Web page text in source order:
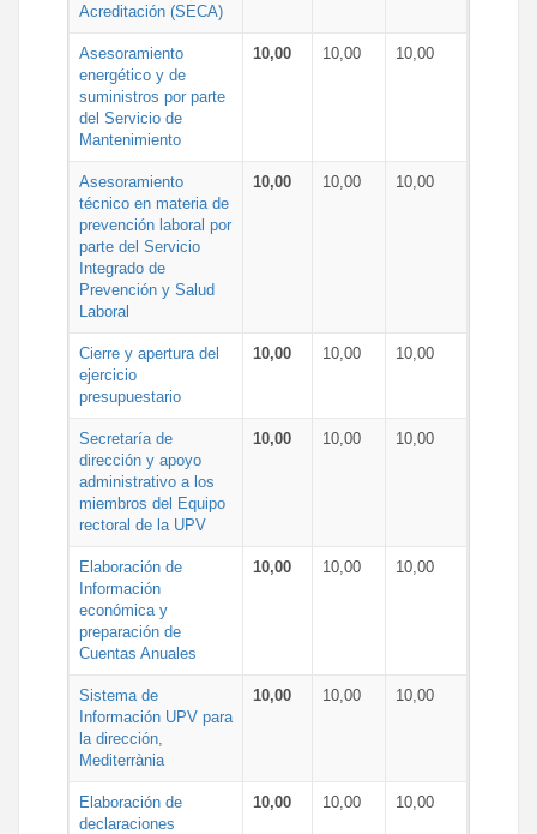
Acreditación (SECA)
Asesoramiento
energético y de
suministros por parte
del Servicio de
Mantenimiento
10,00 10,00 10,00
Asesoramiento
técnico en materia de
prevención laboral por
parte del Servicio
Integrado de
Prevención y Salud
Laboral
10,00 10,00 10,00
Cierre y apertura del
ejercicio
presupuestario
10,00 10,00 10,00
Secretaría de
dirección y apoyo
administrativo a los
miembros del Equipo
rectoral de la UPV
10,00 10,00 10,00
Elaboración de
Información
económica y
preparación de
Cuentas Anuales
10,00 10,00 10,00
Sistema de
Información UPV para
la dirección,
Mediterrània
10,00 10,00 10,00
Elaboración de
declaraciones
10,00 10,00 10,00